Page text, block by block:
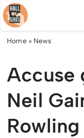
Vai
al
Home» News
Accuse
Neil